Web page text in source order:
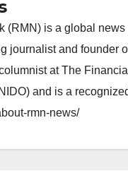
(RMN) is a global
journalist and founder
at The
and is a
rmn-news/